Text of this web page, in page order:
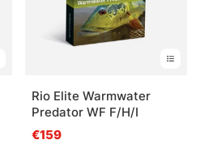
Rio Elite Warmwater
Predator WF F/H/I
€159